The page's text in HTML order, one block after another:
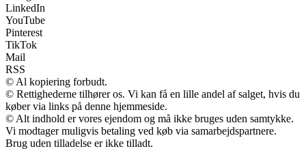
LinkedIn
YouTube
Pinterest
TikTok
Mail
RSS
© Al kopiering forbudt.
© Rettighederne tilhører os. Vi kan få en lille andel af salget, hvis du
køber via links på denne hjemmeside.
© Alt indhold er vores ejendom og må ikke bruges uden samtykke.
Vi modtager muligvis betaling ved køb via samarbejdspartnere.
Brug uden tilladelse er ikke tilladt.